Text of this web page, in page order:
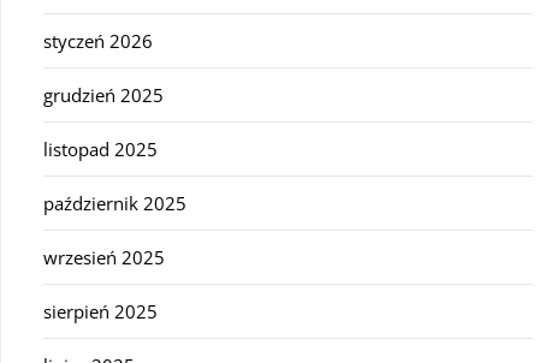
styczeń 2026
grudzień 2025
listopad 2025
październik 2025
wrzesień 2025
sierpień 2025